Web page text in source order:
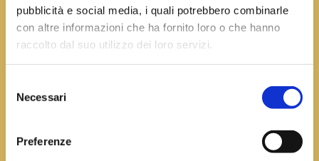
pubblicità e social media, i quali potrebbero combinarle
con altre informazioni che ha fornito loro o che hanno
raccolto dal suo utilizzo dei loro servizi.
delNecessari
Preferenze
Siamo nel Parco regionale del Taburno-Camposauro,
alle pendici del Monte Pentime,
che domina la Valle Vitulanese e la Valle Telesina e
forma la testa del massiccio della Dormiente